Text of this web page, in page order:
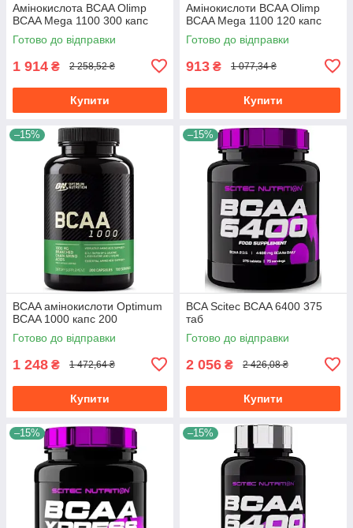
Амінокислота BCAA Olimp
BCAA Mega 1100 300 капс
Готово до відправки
1 914 ₴ 2 258,52 ₴
Купити
Амінокислоти BCAA Olimp
BCAA Mega 1100 120 капс
Готово до відправки
913 ₴ 1 077,34 ₴
Купити
–15%
BCAA амінокислоти Optimum
BCAA 1000 капс 200
Готово до відправки
1 248 ₴ 1 472,64 ₴
Купити
–15%
BCA Scitec BCAA 6400 375
таб
Готово до відправки
2 056 ₴ 2 426,08 ₴
Купити
–15% –15%